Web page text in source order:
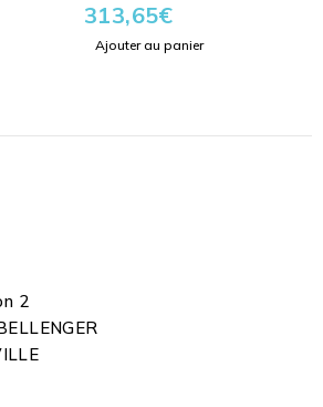
313,65€
Ajouter au panier
2